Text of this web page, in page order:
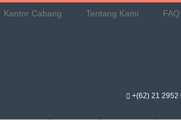
Kantor Cabang Tentang Kami FAQ
+(62) 21 2952